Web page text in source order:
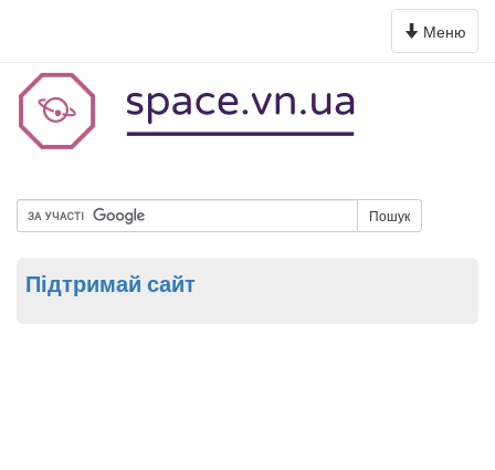
Toggle
navigation
Меню
Пошук
Підтримай сайт